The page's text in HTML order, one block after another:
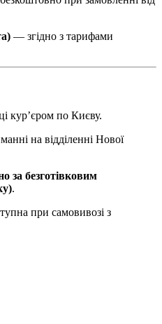
— згідно з тарифами
кур’єром по Києву.
на відділенні Нової
за безготівковим
.
при самовивозі з